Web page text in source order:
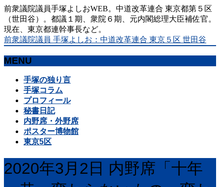
前衆議院議員手塚よしおWEB。中道改革連合 東京都第５区
（世田谷）。都議１期、衆院６期、元内閣総理大臣補佐官。
現在、東京都連幹事長など。
前衆議院議員 手塚よしお：中道改革連合 東京５区 世田谷
MENU
手塚の独り言
手塚コラム
プロフィール
秘書日記
内野席・外野席
ポスター博物館
東京5区
2020年3月2日 内野席「十年